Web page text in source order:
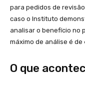
para pedidos de
caso o Instituto
analisar o benefício no
máximo de análise é de
O que